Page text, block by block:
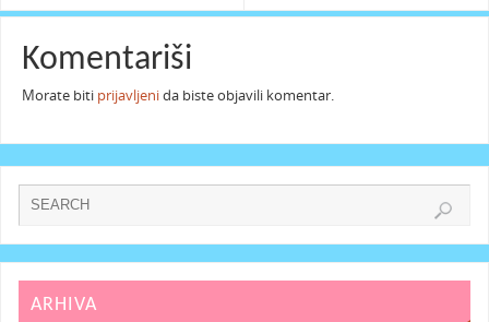
Komentariši
Morate biti prijavljenida biste objavili komentar.
ARHIVA